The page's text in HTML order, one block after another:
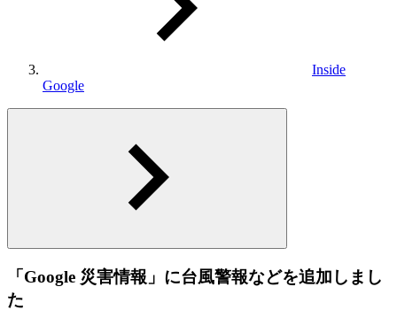
Inside
Google
「Google 災害情報」に台風警報などを追加しまし
た